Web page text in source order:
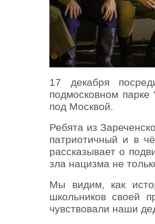
17 декабря
подмосковном парке
под Москвой.
Ребята из
патриотичный и в
рассказывает о
зла нацизма не
Мы видим, как
школьников своей
чувствовали наши